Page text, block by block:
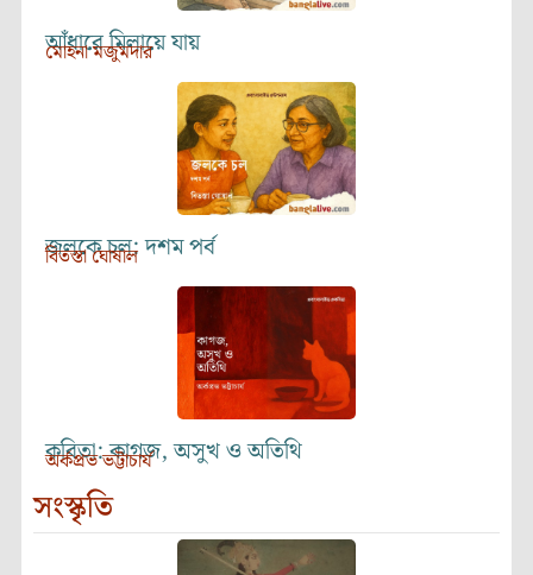
আঁধারে মিলায়ে যায়
মোহনা মজুমদার
জলকে চল: দশম পর্ব
বিতস্তা ঘোষাল
কবিতা: কাগজ, অসুখ ও অতিথি
অর্কপ্রভ ভট্টাচার্য
সংস্কৃতি